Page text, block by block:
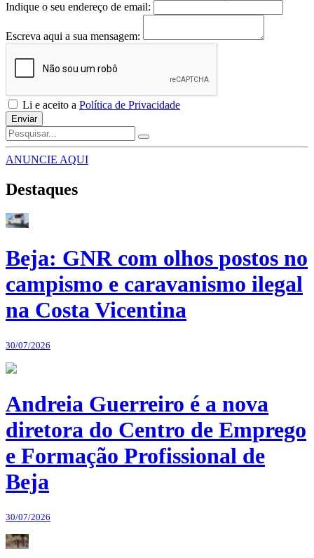
Indique o seu endereço de email:
Escreva aqui a sua mensagem:
Li e aceito a Política de Privacidade
Enviar
ANUNCIE AQUI
Destaques
Beja: GNR com olhos postos no
campismo e caravanismo ilegal
na Costa Vicentina
30/07/2026
Andreia Guerreiro é a nova
diretora do Centro de Emprego
e Formação Profissional de
Beja
30/07/2026